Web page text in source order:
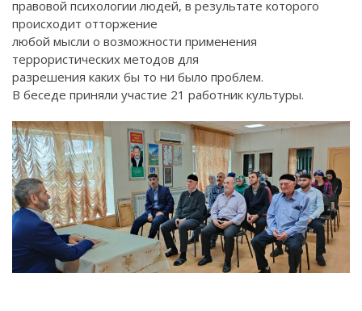
правовой психологии людей, в результате которого
происходит отторжение
любой мысли о возможности применения
террористических методов для
разрешения каких бы то ни было проблем.
В беседе приняли участие 21 работник культуры.